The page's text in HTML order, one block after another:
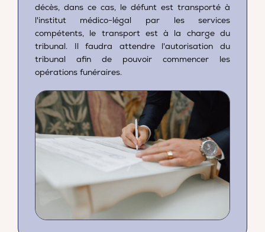
décès, dans ce cas, le défunt est transporté à
l'institut médico-légal par les services
compétents, le transport est à la charge du
tribunal. Il faudra attendre l'autorisation du
tribunal afin de pouvoir commencer les
opérations funéraires.